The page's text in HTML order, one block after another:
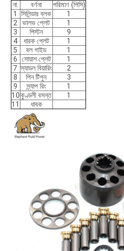
না. বর্ণনা
পরিমাণ (পিসি)
1
সিলিন্ডার ব্লক
1
2
ভালভ প্লেট
1
3
পিস্টন
9
4
ধারক প্লেট
1
5
বল গাইড
1
6 সোয়াশ প্লেট
1
7 স্যাডল বিয়ারিং
2
8
পিন টিপুন
3
9
স্ন্যাপ রিং
1
10কুণ্ডলী বসন্ত
1
11
ধাবক